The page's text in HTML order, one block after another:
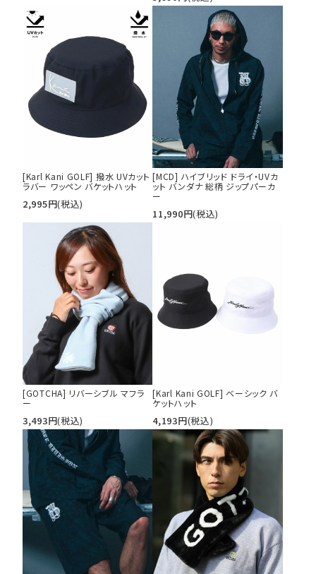
価格から探す
円 ～
カテゴリ
サイズ
S
XL
29inc
32inc
34inc
36inc
38inc
40inc
KIDS
カラー
tune 絞り込んで検索する
[Karl Kani GOLF] 撥水 UVカット
ラバー ワッペン バケットハット
2,995円(税込)
[MCD] ハイブリッド ドライ・UVカ
ット バンダナ 総柄 ジップパーカ
ー
11,990円(税込)
[GOTCHA] リバーシブル マフラ
ー
3,493円(税込)
[Karl Kani GOLF] ベーシック バ
ケットハット
4,193円(税込)